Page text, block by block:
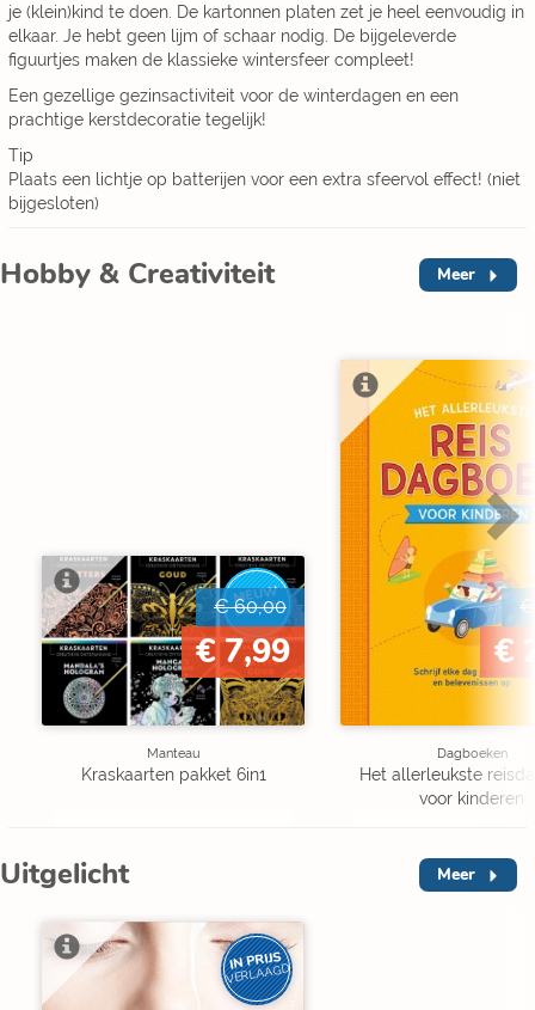
je (klein)kind te doen. De kartonnen platen zet je heel eenvoudig in
elkaar. Je hebt geen lijm of schaar nodig. De bijgeleverde
figuurtjes maken de klassieke wintersfeer compleet!
Een gezellige gezinsactiviteit voor de winterdagen en een
prachtige kerstdecoratie tegelijk!
Tip
Plaats een lichtje op batterijen voor een extra sfeervol effect! (niet
bijgesloten)
Hobby & Creativiteit Meer
NIEUW
BINNEN
€ 60,00
€ 7,99
Manteau
Kraskaarten pakket 6in1
€
€
Dagboeken
Het allerleukste
voor kinderen
Uitgelicht Meer
IN PRIJS
VERLAAGD